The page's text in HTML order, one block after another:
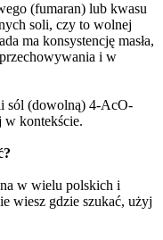
(fumaran) lub kwasu
soli, czy to wolnej
ma konsystencję masła,
i w
sól (dowolną) 4-AcO-
w kontekście.
w wielu polskich i
wiesz gdzie szukać, użyj